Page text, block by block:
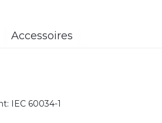
Accessoires
IEC 60034-1